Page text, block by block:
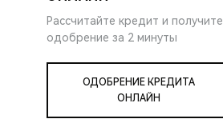
Рассчитайте кредит и получите
одобрение за 2 минуты
ОДОБРЕНИЕ КРЕДИТА
ОНЛАЙН